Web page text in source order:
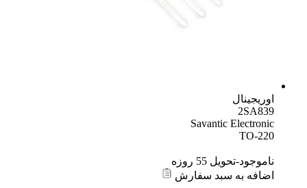
اوریجینال
2SA839
Savantic Electronic
TO-220
ناموجود-تحویل 55 روزه
اضافه به سبد سفارش